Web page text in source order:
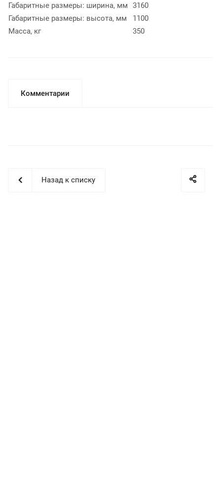
Габаритные размеры: ширина, мм
3160
Габаритные размеры: высота, мм
1100
Масса, кг
350
Комментарии
Назад к списку